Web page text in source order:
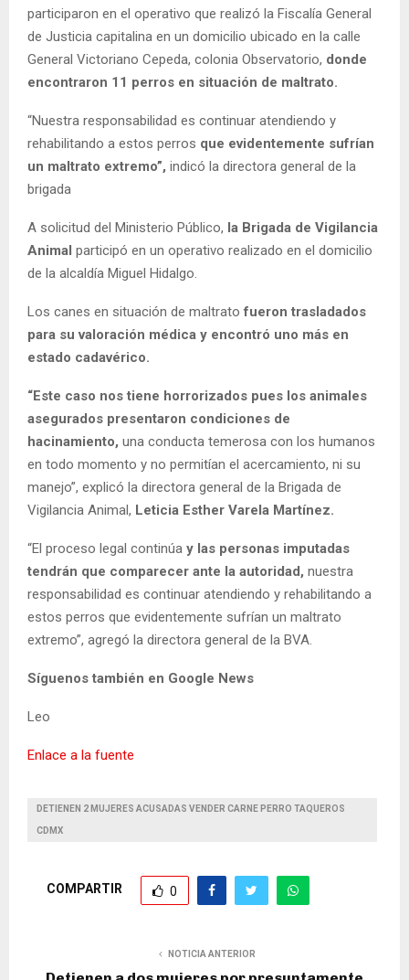
participaron en el operativo que realizó la Fiscalía General
de Justicia capitalina en un domicilio ubicado en la calle
General Victoriano Cepeda, colonia Observatorio, donde
encontraron 11 perros en situación de maltrato.
“Nuestra responsabilidad es continuar atendiendo y
rehabilitando a estos perros que evidentemente sufrían
un maltrato extremo”, indicó la directora general de la
brigada
A solicitud del Ministerio Público, la Brigada de Vigilancia
Animal participó en un operativo realizado en el domicilio
de la alcaldía Miguel Hidalgo.
Los canes en situación de maltratofueron trasladados
para su valoración médica y encontró uno más en
estado cadavérico.
“Este caso nos tiene horrorizados pues los animales
asegurados presentaron condiciones de
hacinamiento, una conducta temerosa con los humanos
en todo momento y no permitían el acercamiento, ni su
manejo”, explicó la directora general de la Brigada de
Vigilancia Animal, Leticia Esther Varela Martínez.
“El proceso legal continúa y las personas imputadas
tendrán que comparecer ante la autoridad, nuestra
responsabilidad es continuar atendiendo y rehabilitando a
estos perros que evidentemente sufrían un maltrato
extremo”, agregó la directora general de la BVA.
Síguenos también en Google News
Leo
Enlace a la fuente
DETIENEN 2 MUJERES ACUSADAS VENDER CARNE PERRO TAQUEROS
CDMX
COMPARTIR 0
NOTICIA ANTERIOR